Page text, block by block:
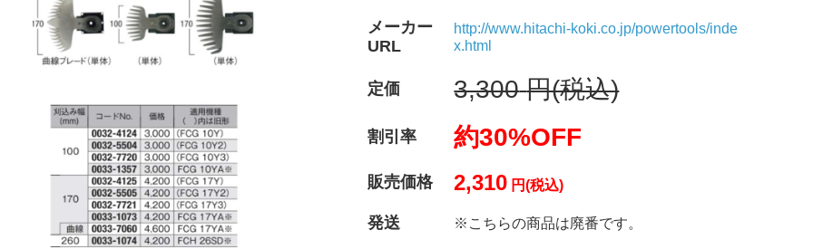
メーカー
URL
http://www.hitachi-koki.co.jp/powertools/inde
x.html
定価 3,300 円(税込)
割引率 約30%OFF
販売価格 2,310 円(税込)
発送 ※こちらの商品は廃番です。